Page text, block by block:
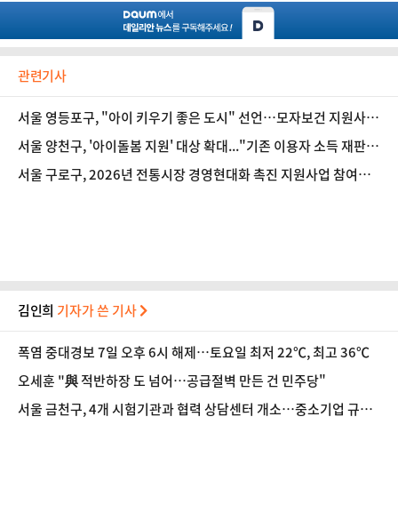
관련기사
서울 영등포구, "아이 키우기 좋은 도시" 선언…모자보건 지원사업
운영
서울 양천구, '아이돌봄 지원' 대상 확대..."기존 이용자 소득 재판정
꼭 신청하세요"
서울 구로구, 2026년 전통시장 경영현대화 촉진 지원사업 참여자
김인희 기자가 쓴 기사
폭염 중대경보 7일 오후 6시 해제…토요일 최저 22℃, 최고 36℃
오세훈 "與 적반하장 도 넘어…공급절벽 만든 건 민주당"
서울 금천구, 4개 시험기관과 협력 상담센터 개소…중소기업 규격